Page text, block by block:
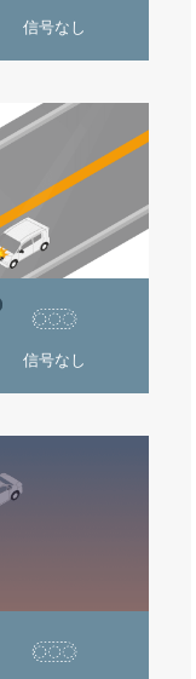
信号なし
信号なし